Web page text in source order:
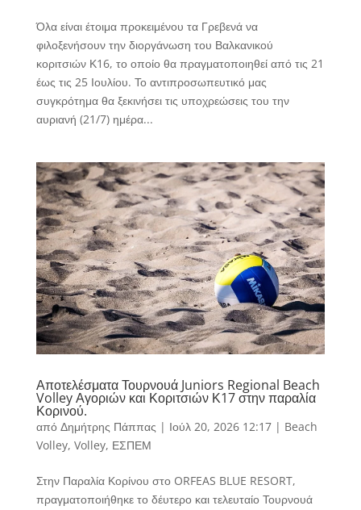
Όλα είναι έτοιμα προκειμένου τα Γρεβενά να
φιλοξενήσουν την διοργάνωση του Βαλκανικού
κοριτσιών Κ16, το οποίο θα πραγματοποιηθεί από τις 21
έως τις 25 Ιουλίου. Το αντιπροσωπευτικό μας
συγκρότημα θα ξεκινήσει τις υποχρεώσεις του την
αυριανή (21/7) ημέρα...
Αποτελέσματα Τουρνουά Juniors Regional Beach
Volley Αγοριών και Κοριτσιών Κ17 στην παραλία
Κορινού.
από Δημήτρης Πάππας | Ιούλ 20, 2026 12:17| Beach
Volley, Volley, ΕΣΠΕΜ
Στην Παραλία Κορίνου στο ORFEAS BLUE RESORT,
πραγματοποιήθηκε το δέυτερο και τελευταίο Τουρνουά